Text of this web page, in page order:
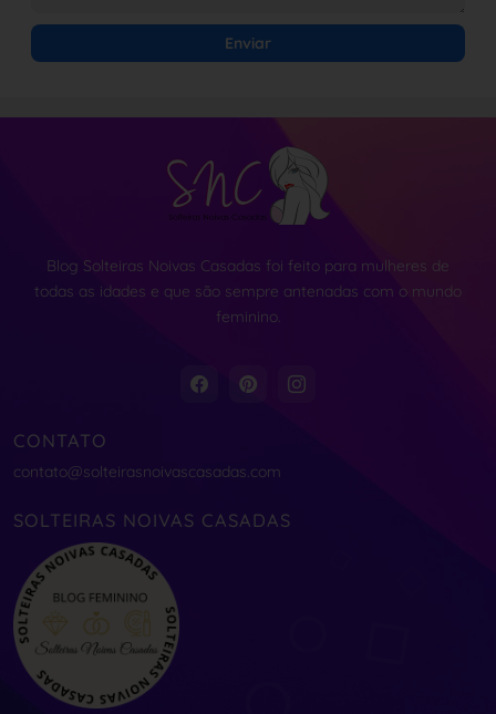
Blog Solteiras Noivas Casadas foi feito para mulheres de
todas as idades e que são sempre antenadas com o mundo
feminino.
CONTATO
contato@solteirasnoivascasadas.com
SOLTEIRAS NOIVAS CASADAS